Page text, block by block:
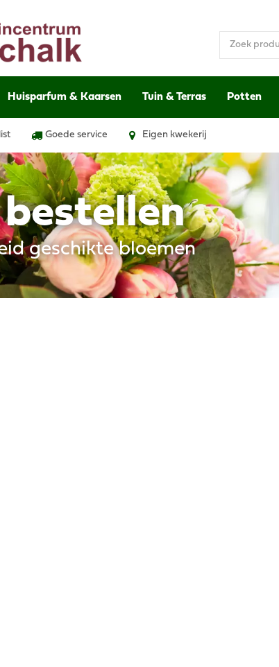
geschikte bloemen
Huisparfum & Kaarsen Tuin & Terras Potten
Goede service Eigen kwekerij